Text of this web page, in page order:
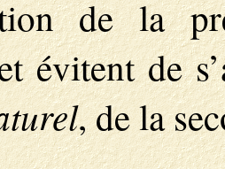
de la
évitent de
, de la